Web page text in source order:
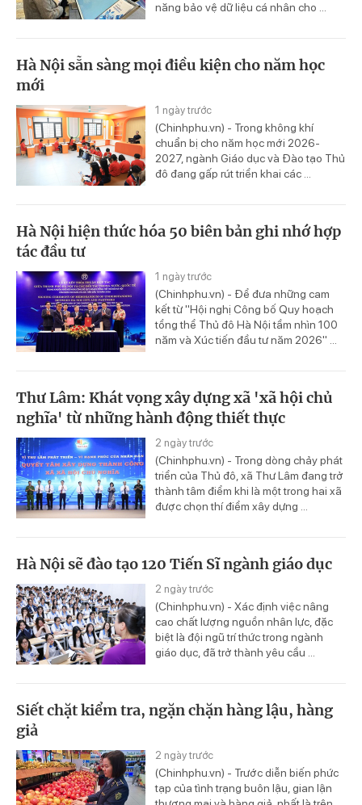
năng bảo vệ dữ liệu cá nhân cho ...
Hà Nội sẵn sàng mọi điều kiện cho năm học
mới
1 ngày trước
(Chinhphu.vn) - Trong không khí
chuẩn bị cho năm học mới 2026-
2027, ngành Giáo dục và Đào tạo Thủ
đô đang gấp rút triển khai các ...
Hà Nội hiện thức hóa 50 biên bản ghi nhớ hợp
tác đầu tư
1 ngày trước
(Chinhphu.vn) - Để đưa những cam
kết từ "Hội nghị Công bố Quy hoạch
tổng thể Thủ đô Hà Nội tầm nhìn 100
năm và Xúc tiến đầu tư năm 2026" ...
Thư Lâm: Khát vọng xây dựng xã 'xã hội chủ
nghĩa' từ những hành động thiết thực
2 ngày trước
(Chinhphu.vn) - Trong dòng chảy phát
triển của Thủ đô, xã Thư Lâm đang trở
thành tâm điểm khi là một trong hai xã
được chọn thí điểm xây dựng ...
Hà Nội sẽ đào tạo 120 Tiến Sĩ ngành giáo dục
2 ngày trước
(Chinhphu.vn) - Xác định việc nâng
cao chất lượng nguồn nhân lực, đặc
biệt là đội ngũ trí thức trong ngành
giáo dục, đã trở thành yêu cầu ...
Siết chặt kiểm tra, ngặn chặn hàng lậu, hàng
giả
2 ngày trước
(Chinhphu.vn) - Trước diễn biến phức
tạp của tình trạng buôn lậu, gian lận